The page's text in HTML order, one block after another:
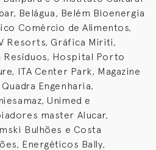
Belágua, Belém Bioenergia
Comércio de Alimentos,
Resorts, Gráfica Miriti,
Resíduos, Hospital Porto
ITA Center Park, Magazine
Engenharia,
Unimed e
master Alucar,
Bulhões e Costa
Energéticos Bally,